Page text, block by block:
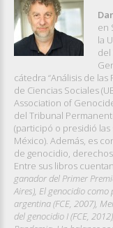
en
la
del
cátedra “Análisis de
de Ciencias Sociales
Association of
del Tribunal
(participó o presidió las
México). Además, es
de genocidio,
Entre sus libros cuentan
ganador del Primer
Aires), El genocidio
argentina (FCE, 2007),
del genocidio I (FCE,